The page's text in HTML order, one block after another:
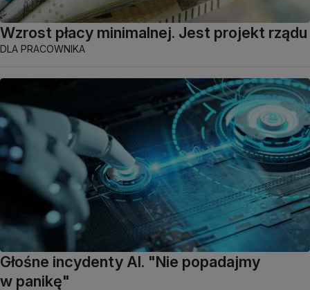
Wzrost płacy minimalnej. Jest projekt rządu
DLA PRACOWNIKA
Głośne incydenty AI. "Nie popadajmy
w panikę"